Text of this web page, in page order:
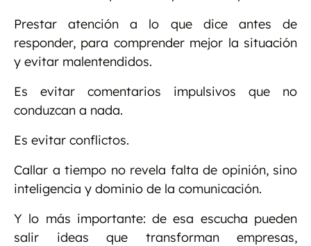
Prestar atención a lo que dice antes de
responder, para comprender mejor la situación
y evitar malentendidos.
Es evitar comentarios impulsivos que no
conduzcan a nada.
Es evitar conflictos.
Callar a tiempo no revela falta de opinión, sino
inteligencia y dominio de la comunicación.
Y lo más importante: de esa escucha pueden
salir ideas que transforman empresas,